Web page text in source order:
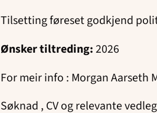
Tilsetting føreset godkjend
Ønsker tiltreding:2026
For meir info : Morgan Aarseth
Søknad , CV og relevante